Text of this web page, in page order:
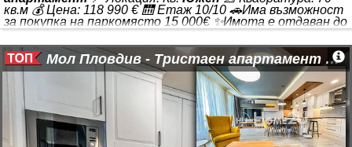
кв.м 💰 Цена: 118 990 € 🛗 Етаж 10/10 🚗Има възможност
за покупка на паркомясто 15 000€ ✨Имота е отдаван до
момента под наем на цена от 450€, което го прави
идеален за инвестиция 📲За повече информация и оглед
или на лично съобщение. 🔹 Знаете какво търсите? Ще
Ви съдействаме да го намерите бързо и без излишно
губене на време. 🔹 Още се колебаете? Ще Ви
запознаем с целия пазар вПловдиви ще Ви насочим към
най-подходящото жилище според Вашите нужди и
желания
Мол Пловдив - Тристаен апартамент 142 кв.м. - Напълно обзаведен